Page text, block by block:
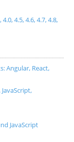
4.5, 4.6, 4.7, 4.8,
Angular, React,
JavaScript